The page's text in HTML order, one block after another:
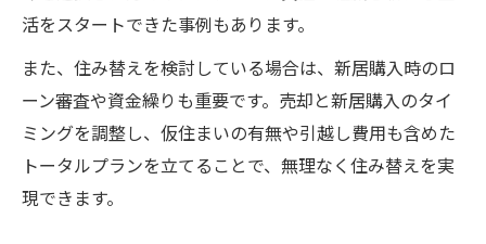
活をスタートできた事例もあります。
また、住み替えを検討している場合は、新居購入時のロ
ーン審査や資金繰りも重要です。売却と新居購入のタイ
ミングを調整し、仮住まいの有無や引越し費用も含めた
トータルプランを立てることで、無理なく住み替えを実
現できます。